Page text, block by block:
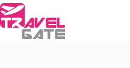
Skip
to
content